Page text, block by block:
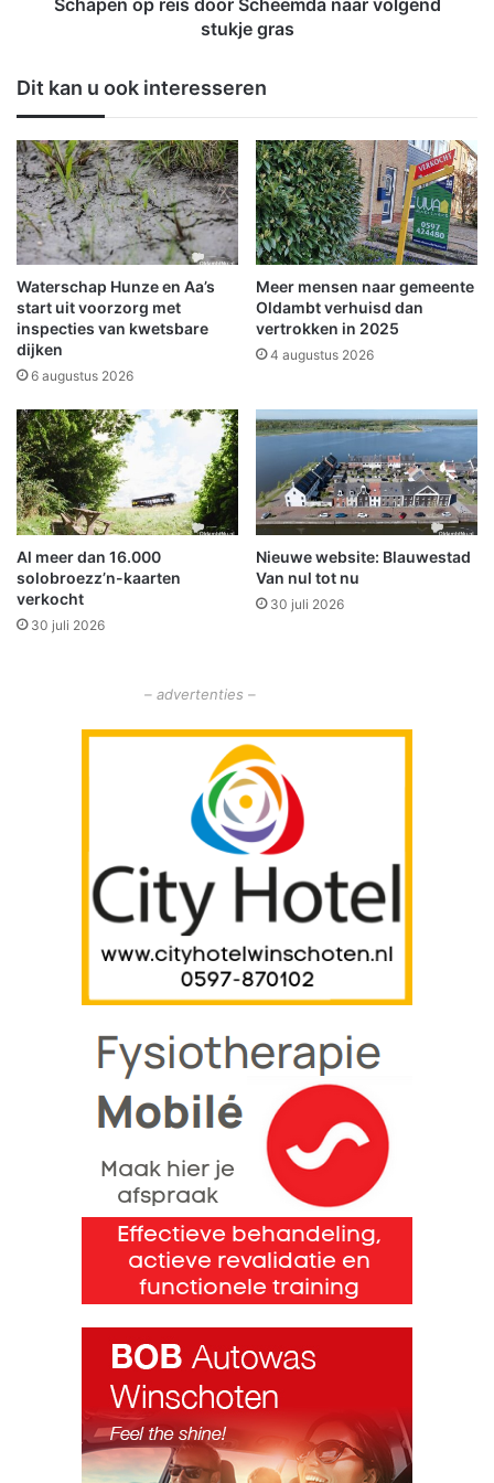
l
e
i
n
z
e
t
b
r
a
n
d
o
d
e
r
c
o
n
t
r
o
l
d
o
o
r
S
c
h
e
e
m
d
a
n
a
r
v
o
l
g
e
n
d
s
stukje gras
Dit kan u ook interesseren
Waterschap Hunze en Aa’s
start uit voorzorg met
inspecties van kwetsbare
dijken
6 augustus 2026
Meer mensen naar gemeente
Oldambt verhuisd dan
vertrokken in 2025
4 augustus 2026
Al meer dan 16.000
solobroezz’n-kaarten
verkocht
30 juli 2026
Nieuwe website: Blauwestad
Van nul tot nu
30 juli 2026
– advertenties –